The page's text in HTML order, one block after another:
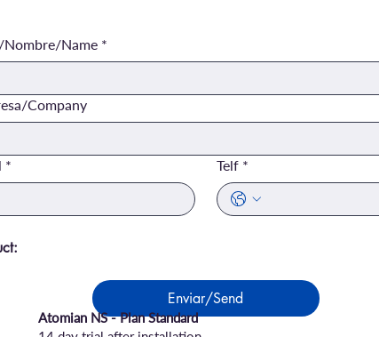
Nombre/Name *
Company
* Telf *
Enviar/Send
Atomian NS - Plan Standard